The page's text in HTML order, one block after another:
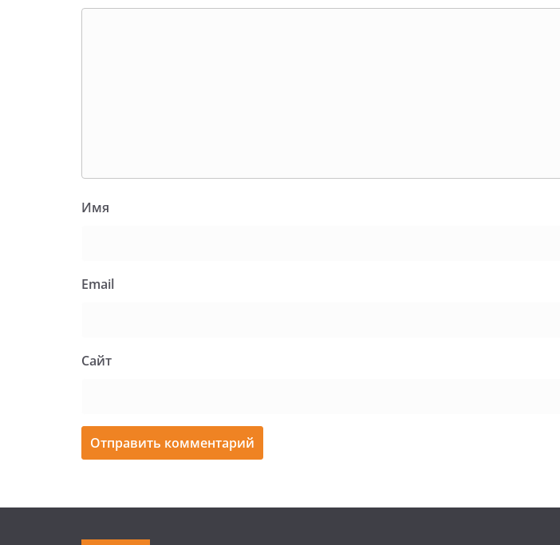
Имя
Email
Сайт